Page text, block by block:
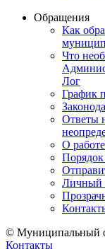
Обращения
Как
Что
Лог
График
Ответы
О
Личный
© Муниципальный
Контакты